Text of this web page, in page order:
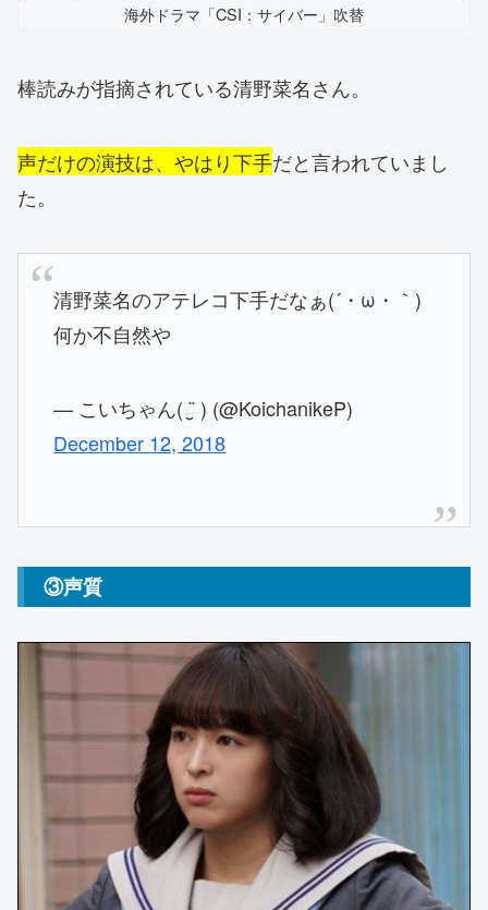
海外ドラマ「CSI：サイバー」吹替
棒読みが指摘されている清野菜名さん。
声だけの演技は、やはり下手だと言われていまし
た。
清野菜名のアテレコ下手だなぁ(´・ω・｀)
何か不自然や
— こいちゃん( ¨̮ ) (@KoichanikeP)
December 12, 2018
③声質